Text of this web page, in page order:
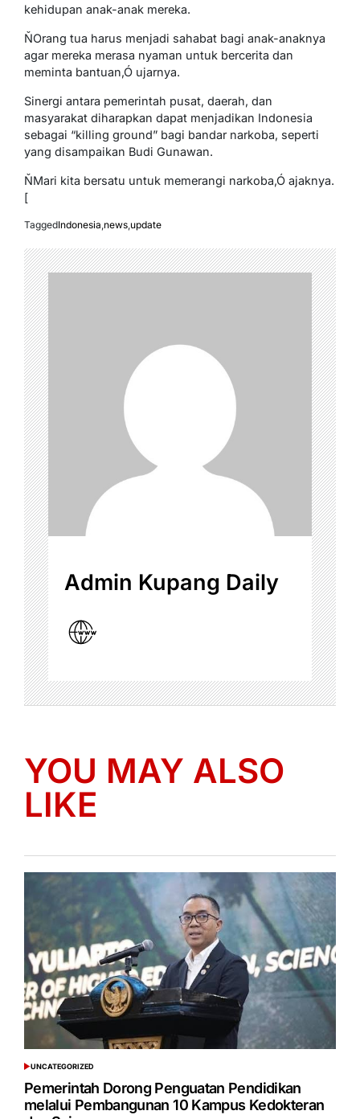
kehidupan anak-anak mereka.
ŇOrang tua harus menjadi sahabat bagi anak-anaknya
agar mereka merasa nyaman untuk bercerita dan
meminta bantuan,Ó ujarnya.
Sinergi antara pemerintah pusat, daerah, dan
masyarakat diharapkan dapat menjadikan Indonesia
sebagai “killing ground” bagi bandar narkoba, seperti
yang disampaikan Budi Gunawan.
ŇMari kita bersatu untuk memerangi narkoba,Ó ajaknya.
[
TaggedIndonesia,news,update
Admin Kupang Daily
YOU MAY ALSO
LIKE
POSTED
IN
UNCATEGORIZED
Pemerintah Dorong Penguatan Pendidikan
melalui Pembangunan 10 Kampus Kedokteran